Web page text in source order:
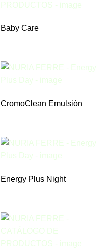
Baby Care
CromoClean Emulsión
Energy Plus Night